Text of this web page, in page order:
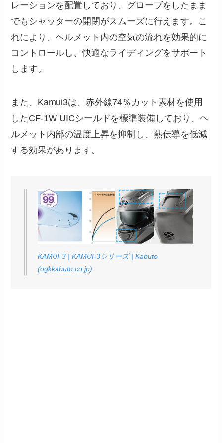
レーションを配置しており、グローブをしたまま
でもシャッターの開閉がスムーズに行えます。こ
れにより、ヘルメット内の空気の流れを効果的に
コントロールし、快適なライディングをサポート
します。
また、Kamui3は、赤外線74％カット素材を使用
したCF-1W UICシールドを標準装備しており、ヘ
ルメット内部の温度上昇を抑制し、熱伝導を低減
する効果があります。
KAMUI-3 | KAMUI-3シリーズ | Kabuto
(ogkkabuto.co.jp)